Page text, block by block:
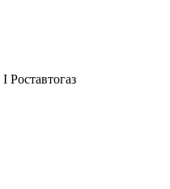
Роставтогаз